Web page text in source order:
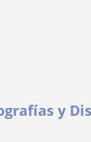
y